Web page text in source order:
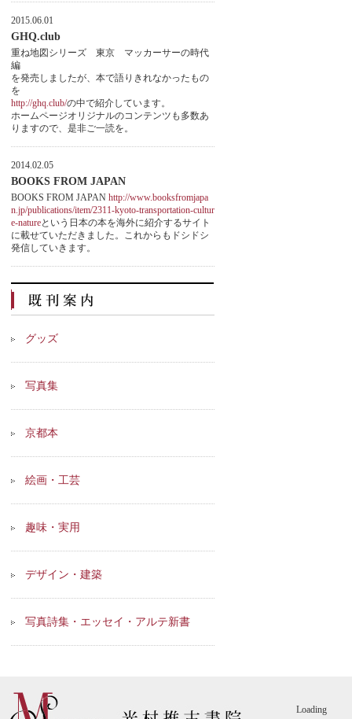
2015.06.01
GHQ.club
重ね地図シリーズ 東京 マッカーサーの時代
編
を発売しましたが、本で語りきれなかったもの
を
http://ghq.club/の中で紹介しています。
ホームページオリジナルのコンテンツも多数あ
りますので、是非ご一読を。
2014.02.05
BOOKS FROM JAPAN
BOOKS FROM JAPAN http://www.booksfromjapa
n.jp/publications/item/2311-kyoto-transportation-cultur
e-natureという日本の本を海外に紹介するサイト
に載せていただきました。これからもドシドシ
発信していきます。
グッズ
写真集
京都本
絵画・工芸
趣味・実用
デザイン・建築
写真詩集・エッセイ・アルテ新書
Loading